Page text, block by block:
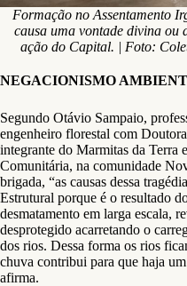
Formação no Assentamento
causa uma vontade divina ou
ação do Capital. | Foto:
NEGACIONISMO
Segundo Otávio Sampaio,
engenheiro florestal com
integrante do Marmitas da
Comunitária, na comunidade
brigada, “as causas dessa
Estrutural porque é o resultado
desmatamento em larga escala,
desprotegido acarretando o
dos rios. Dessa forma os rios
chuva contribui para que haja
afirma.